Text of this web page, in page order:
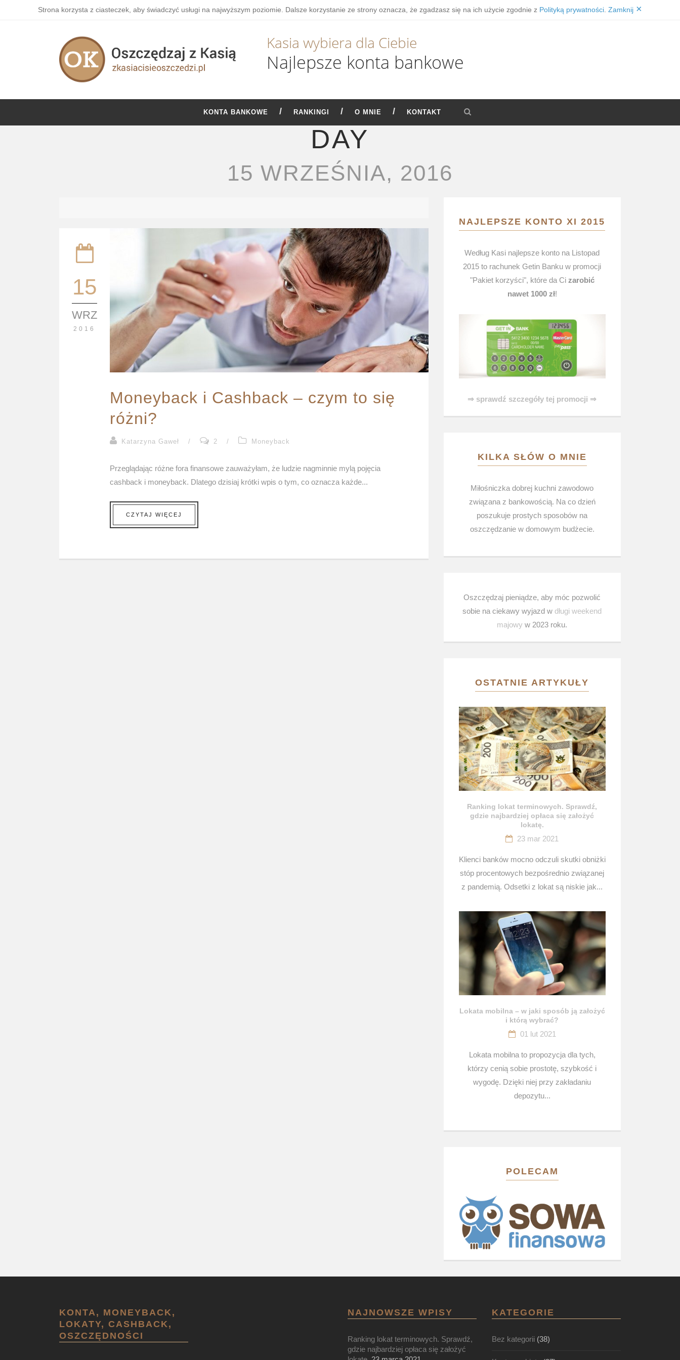
Strona korzysta z ciasteczek, aby świadczyć usługi na najwyższym poziomie. Dalsze korzystanie ze strony oznacza, że zgadzasz się na ich użycie zgodnie z Polityką prywatności Zamknij ×
Kasia wybiera dla Ciebie
Najlepsze konta bankowe
KONTA BANKOWE RANKINGI O MNIE KONTAKT
DAY
15 WRZEŚNIA, 2016
15
WRZ
2016
Moneyback i Cashback – czym to się
różni?
Katarzyna Gaweł / 2 / Moneyback
Przeglądając różne fora finansowe zauważyłam, że ludzie nagminnie mylą pojęcia
cashback i moneyback. Dlatego dzisiaj krótki wpis o tym, co oznacza każde...
CZYTAJ WIĘCEJ
NAJLEPSZE KONTO XI 2015
Według Kasi najlepsze konto na Listopad
2015 to rachunek Getin Banku w promocji
"Pakiet korzyści", które da Ci zarobić
nawet 1000 zł!
⇒ sprawdź szczegóły tej promocji ⇒
KILKA SŁÓW O MNIE
Miłośniczka dobrej kuchni zawodowo
związana z bankowością. Na co dzień
poszukuje prostych sposobów na
oszczędzanie w domowym budżecie.
Oszczędzaj pieniądze, aby móc pozwolić
sobie na ciekawy wyjazd w długi weekend
majowy w 2023 roku.
OSTATNIE ARTYKUŁY
Ranking lokat terminowych. Sprawdź,
gdzie najbardziej opłaca się założyć
lokatę.
23 mar 2021
Klienci banków mocno odczuli skutki obniżki
stóp procentowych bezpośrednio związanej
z pandemią. Odsetki z lokat są niskie jak...
Lokata mobilna – w jaki sposób ją założyć
i którą wybrać?
01 lut 2021
Lokata mobilna to propozycja dla tych,
którzy cenią sobie prostotę, szybkość i
wygodę. Dzięki niej przy zakładaniu
depozytu...
POLECAM
KONTA, MONEYBACK,
LOKATY, CASHBACK,
OSZCZĘDNOŚCI
NAJNOWSZE WPISY
Ranking lokat terminowych. Sprawdź,
gdzie najbardziej opłaca się założyć
KATEGORIE
Bez kategorii (38)